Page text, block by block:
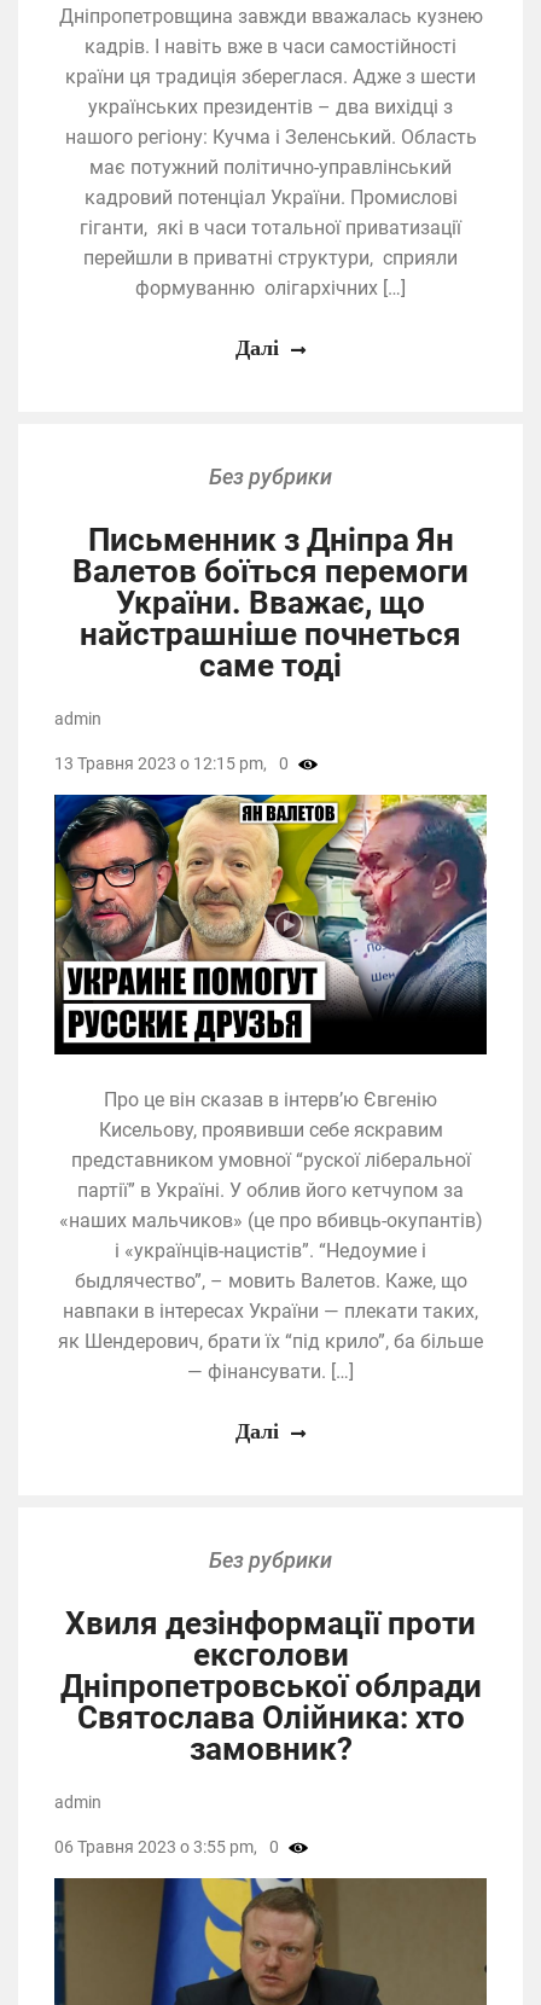
Дніпропетровщина завжди вважалась кузнею
кадрів. І навіть вже в часи самостійності
країни ця традиція збереглася. Адже з шести
українських президентів – два вихідці з
нашого регіону: Кучма і Зеленський. Область
має потужний політично-управлінський
кадровий потенціал України. Промислові
гіганти, які в часи тотальної приватизації
перейшли в приватні структури, сприяли
формуванню олігархічних […]
Далі
Без рубрики
Письменник з Дніпра Ян
Валетов боїться перемоги
України. Вважає, що
найстрашніше почнеться
саме тоді
Про це він сказав в інтерв’ю Євгенію
Кисельову, проявивши себе яскравим
представником умовної “рускої ліберальної
партії” в Україні. У облив його кетчупом за
«наших мальчиков» (це про вбивць-окупантів)
і «українців-нацистів”. “Недоумие і
быдлячество”, – мовить Валетов. Каже, що
навпаки в інтересах України — плекати таких,
як Шендерович, брати їх “під крило”, ба більше
— фінансувати. […]
admin
13 Травня 2023 о 12:15 pm, 0
Далі
Без рубрики
Хвиля дезінформації проти
ексголови
Дніпропетровської облради
Святослава Олійника: хто
замовник?
admin
06 Травня 2023 о 3:55 pm, 0